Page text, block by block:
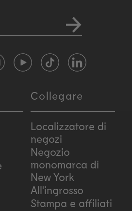
YouTubeTikTokLinkedIn
Collegare
Localizzatore di
negozi
Negozio
monomarca di
New York
All'ingrosso
Stampa e affiliati